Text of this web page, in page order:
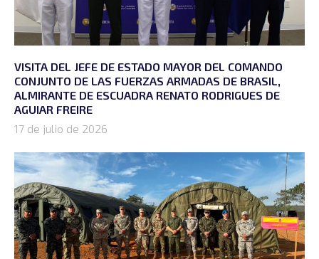
VISITA DEL JEFE DE ESTADO MAYOR DEL COMANDO
CONJUNTO DE LAS FUERZAS ARMADAS DE BRASIL,
ALMIRANTE DE ESCUADRA RENATO RODRIGUES DE
AGUIAR FREIRE
17 de julio de 2026